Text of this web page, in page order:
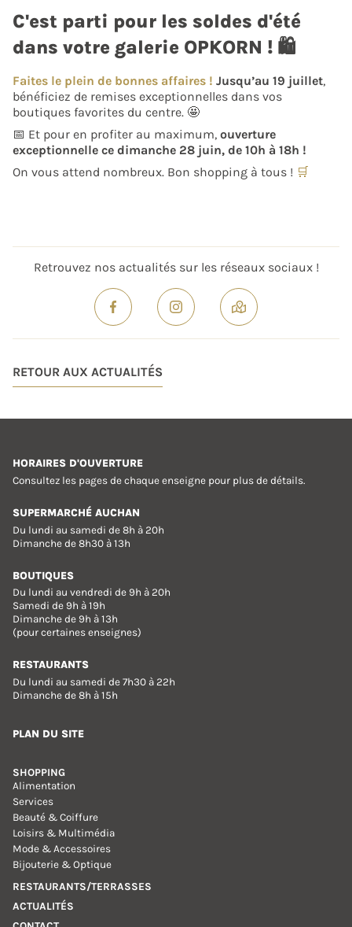
C'est parti pour les soldes d'été
dans votre galerie OPKORN ! 🛍
Faites le plein de bonnes affaires ! Jusqu’au 19 juillet,
bénéficiez de remises exceptionnelles dans vos
boutiques favorites du centre. 🤩
📅 Et pour en profiter au maximum, ouverture
exceptionnelle ce dimanche 28 juin, de 10h à 18h !
On vous attend nombreux. Bon shopping à tous ! 🛒
Retrouvez nos actualités sur les réseaux sociaux !
RETOUR AUX ACTUALITÉS
HORAIRES D'OUVERTURE
Consultez les pages de chaque enseigne pour plus de détails.
SUPERMARCHÉ AUCHAN
Du lundi au samedi de 8h à 20h
Dimanche de 8h30 à 13h
BOUTIQUES
Du lundi au vendredi de 9h à 20h
Samedi de 9h à 19h
Dimanche de 9h à 13h
(pour certaines enseignes)
RESTAURANTS
Du lundi au samedi de 7h30 à 22h
Dimanche de 8h à 15h
PLAN DU SITE
SHOPPING
Alimentation
Services
Beauté & Coiffure
Loisirs & Multimédia
Mode & Accessoires
Bijouterie & Optique
RESTAURANTS/TERRASSES
ACTUALITÉS